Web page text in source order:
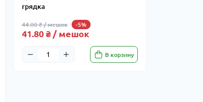
грядка
44.00 ₴ / мешок -5%
41.80 ₴ / мешок
В корзину